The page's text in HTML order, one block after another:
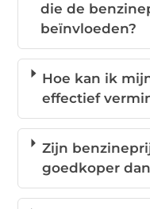
die de
beïnvloeden?
Hoe kan ik
effectief
Zijn
goedkoper